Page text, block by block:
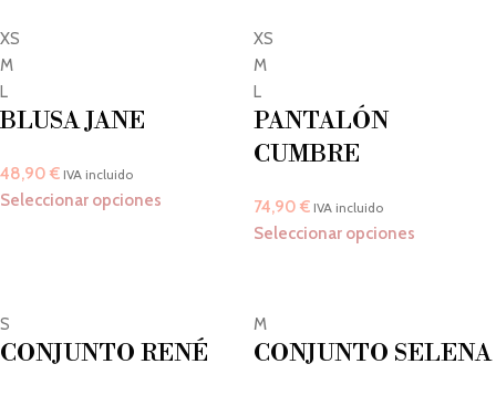
XS
M
L
BLUSA JANE
48,90 € IVA incluido
Seleccionar opciones
XS
M
L
PANTALÓN
CUMBRE
74,90 € IVA incluido
Seleccionar opciones
S
CONJUNTO RENÉ
M
CONJUNTO SELENA